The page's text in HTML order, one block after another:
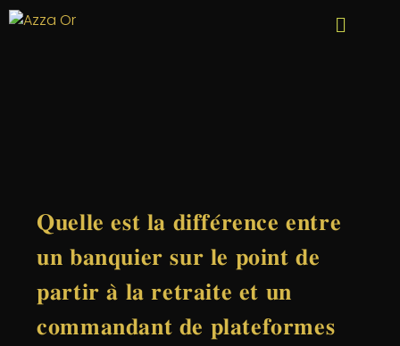
𝐐𝐮𝐞𝐥𝐥𝐞 𝐞𝐬𝐭 𝐥𝐚 𝐝𝐢𝐟𝐟𝐞́𝐫𝐞𝐧𝐜𝐞 𝐞𝐧𝐭𝐫𝐞
𝐮𝐧 𝐛𝐚𝐧𝐪𝐮𝐢𝐞𝐫 𝐬𝐮𝐫 𝐥𝐞 𝐩𝐨𝐢𝐧𝐭 𝐝𝐞
𝐩𝐚𝐫𝐭𝐢𝐫 𝐚̀ 𝐥𝐚 𝐫𝐞𝐭𝐫𝐚𝐢𝐭𝐞 𝐞𝐭 𝐮𝐧
𝐜𝐨𝐦𝐦𝐚𝐧𝐝𝐚𝐧𝐭 𝐝𝐞 𝐩𝐥𝐚𝐭𝐞𝐟𝐨𝐫𝐦𝐞𝐬